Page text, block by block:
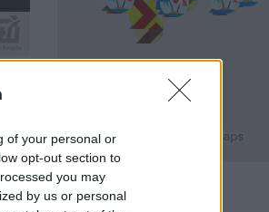
of your personal or
opt-out section to
you may
by us or personal
Keresés >>>